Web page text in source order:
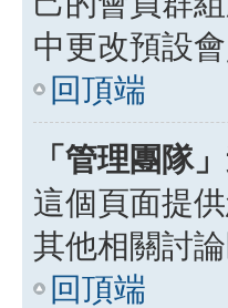
中更改預設
回頂端
「管理團隊
這個頁面提
其他相關討
回頂端